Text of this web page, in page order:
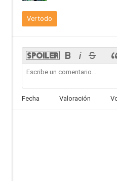
7.5
Ver todo
Fecha Valoración